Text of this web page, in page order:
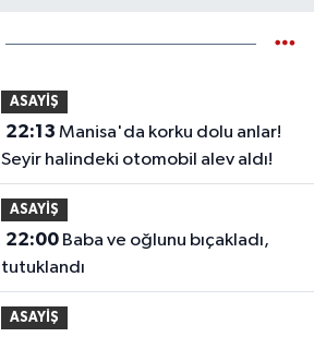
ASAYİŞ
22:13
Seyir halindeki otomobil alev aldı!
ASAYİŞ
22:00Baba ve oğlunu bıçakladı,
tutuklandı
ASAYİŞ